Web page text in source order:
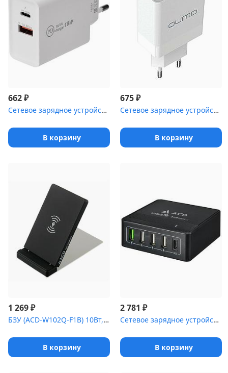
662₽
Сетевое зарядное устройство REXANT Type-C + USB 3.0 с Quick charg...
В корзину
675₽
Сетевое зарядное устройство Qumo Energy light (Charger 0052) PD 2...
В корзину
1 269₽
БЗУ (ACD-W102Q-F1B) 10Вт, беспроводная Qi, 2-катушки с QC, 5В/2А ...
В корзину
2 781 ₽
Сетевое зарядное устройство CЗУ (ACD-P605U-V1B) 60Вт, Сетевое ЗУ ...
В корзину